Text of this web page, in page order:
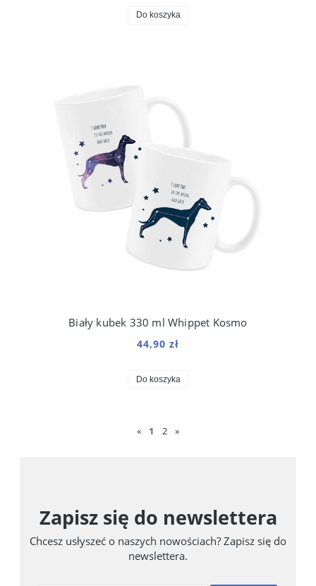
Do koszyka
Biały kubek 330 ml Whippet Kosmo
44,90 zł
Do koszyka
« 1 2 »
Zapisz się do newslettera
Chcesz usłyszeć o naszych nowościach? Zapisz się do
newslettera.